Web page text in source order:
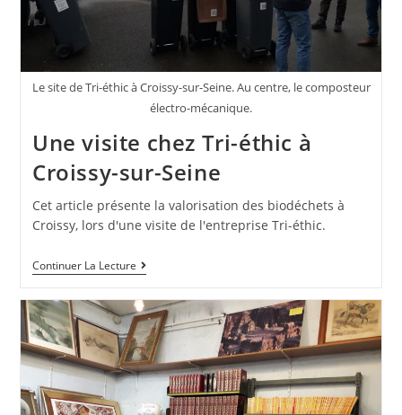
Le site de Tri-éthic à Croissy-sur-Seine. Au centre, le composteur
électro-mécanique.
Une visite chez Tri-éthic à
Croissy-sur-Seine
Cet article présente la valorisation des biodéchets à
Croissy, lors d'une visite de l'entreprise Tri-éthic.
Continuer La Lecture